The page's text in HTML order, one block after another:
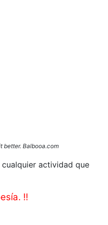
better. Balbooa.com
actividad que
!!